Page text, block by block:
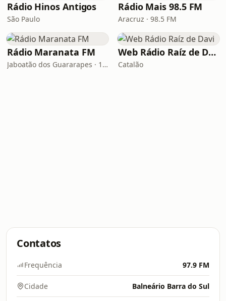
Rádio Hinos Antigos
São Paulo
Rádio Mais 98.5 FM
Aracruz · 98.5 FM
Rádio Maranata FM
Jaboatão dos Guararapes · 103.9 FM
Web Rádio Raíz de Davi
Catalão
Contatos
Frequência 97.9 FM
Cidade Balneário Barra do Sul